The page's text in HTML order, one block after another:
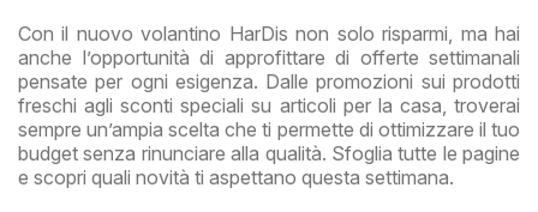
Con il nuovo volantino HarDis non solo risparmi, ma hai
anche l’opportunità di approfittare di offerte settimanali
pensate per ogni esigenza. Dalle promozioni sui prodotti
freschi agli sconti speciali su articoli per la casa, troverai
sempre un’ampia scelta che ti permette di ottimizzare il tuo
budget senza rinunciare alla qualità. Sfoglia tutte le pagine
e scopri quali novità ti aspettano questa settimana.